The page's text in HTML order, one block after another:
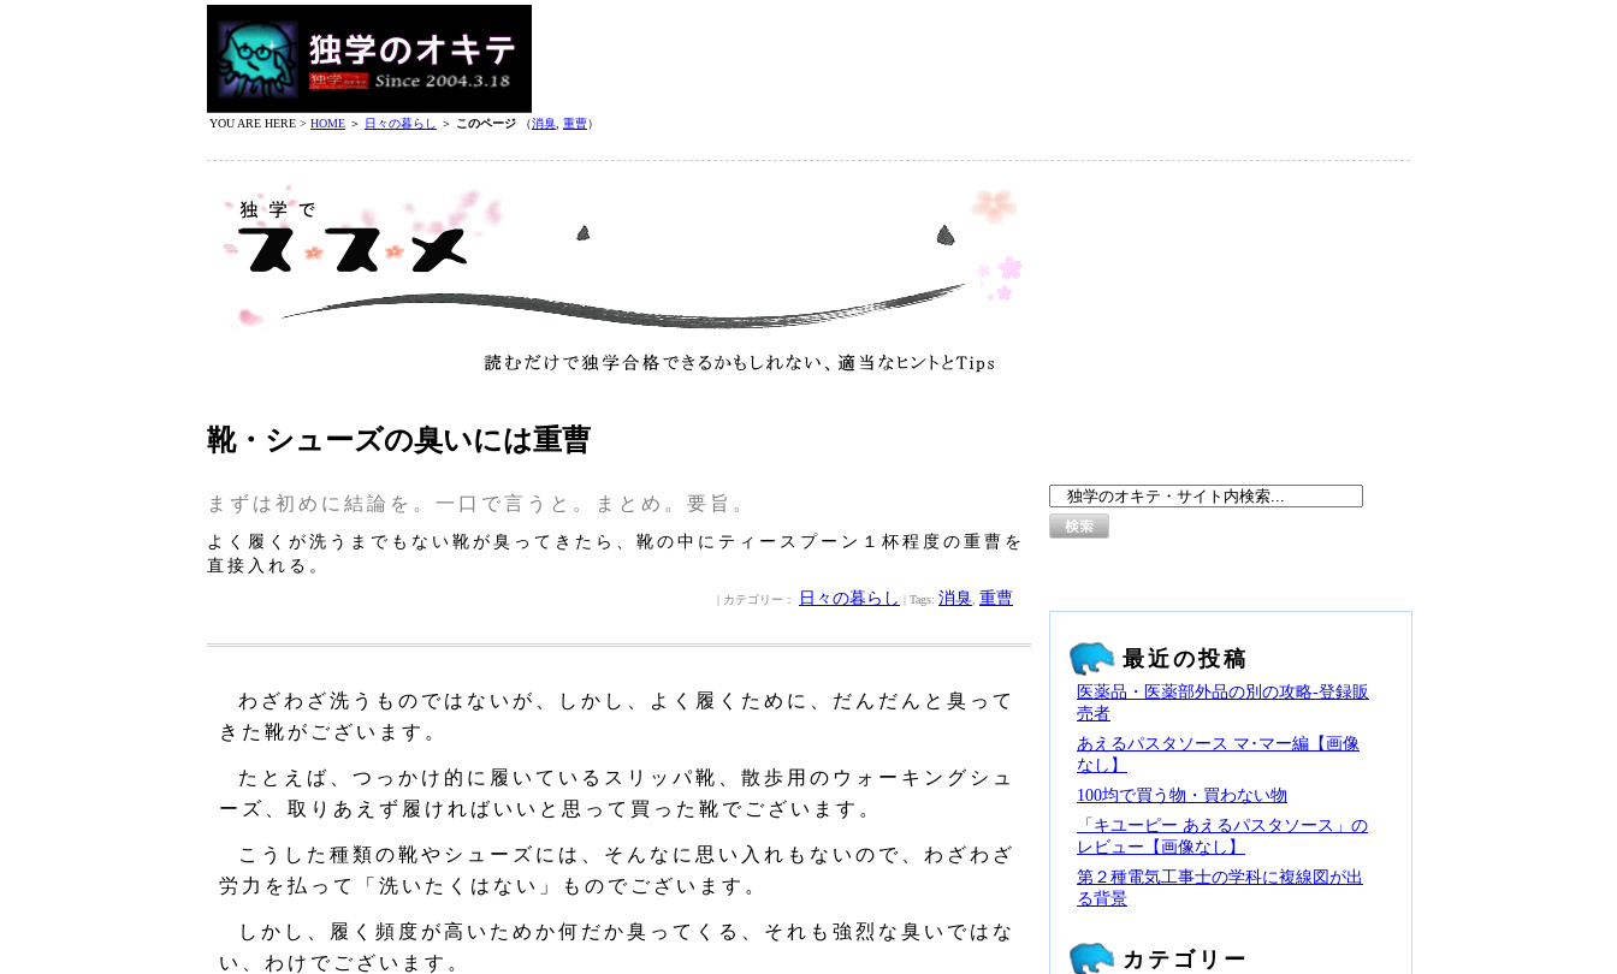
YOU ARE HERE > HOME ＞ 日々の暮らし ＞ このページ （消臭 重曹）
靴・シューズの臭いには重曹
まずは初めに結論を。一口で言うと。まとめ。要旨。
よく履くが洗うまでもない靴が臭ってきたら、靴の中にティースプーン１杯程度の重曹を
直接入れる。
| カテゴリー： 日々の暮らし | Tags: 消臭 重曹
わざわざ洗うものではないが、しかし、よく履くために、だんだんと臭って
きた靴がございます。
たとえば、つっかけ的に履いているスリッパ靴、散歩用のウォーキングシュ
ーズ、取りあえず履ければいいと思って買った靴でございます。
こうした種類の靴やシューズには、そんなに思い入れもないので、わざわざ
労力を払って「洗いたくはない」ものでございます。
しかし、履く頻度が高いためか何だか臭ってくる、それも強烈な臭いではな
い、わけでございます。
最近の投稿
医薬品・医薬部外品の別の攻略‐登録販
売者
あえるパスタソース マ･マー編【画像
なし】
100均で買う物・買わない物
「キユーピー あえるパスタソース」の
レビュー【画像なし】
第２種電気工事士の学科に複線図が出
る背景
カテゴリー